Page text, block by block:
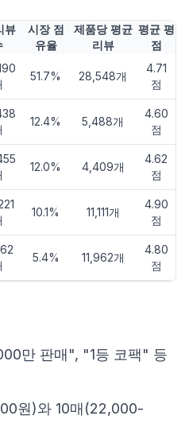
뷰
시장 점
유율
제품당 평균
리뷰
평균 평
점
51.7% 28,548개
4.71
점
12.4% 5,488개
4.60
점
12.0% 4,409개
4.62
점
10.1% 11,111개
4.90
점
5.4% 11,962개
4.80
점
만 판매", "1등 코팩" 등
원)와 10매(22,000-